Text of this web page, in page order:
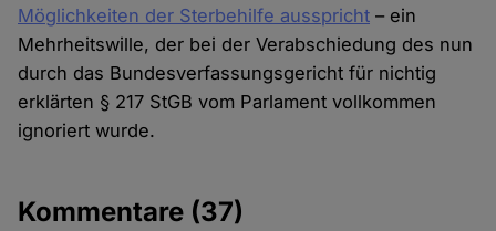
Möglichkeiten der Sterbehilfe ausspricht – ein
Mehrheitswille, der bei der Verabschiedung des nun
durch das Bundesverfassungsgericht für nichtig
erklärten § 217 StGB vom Parlament vollkommen
ignoriert wurde.
Kommentare (37)